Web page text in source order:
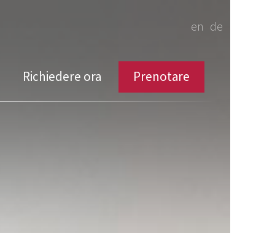
Richiedere ora Prenotare
en de